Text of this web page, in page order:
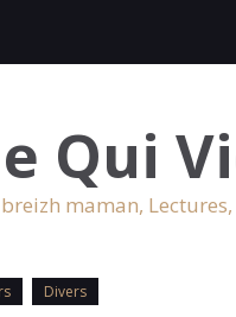
Qui
maman,
Divers